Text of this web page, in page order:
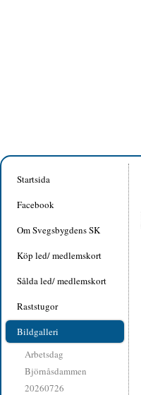
Startsida
Facebook
Om Svegsbygdens SK
Köp led/ medlemskort
Sålda led/ medlemskort
Raststugor
Bildgalleri
Arbetsdag
Björnåsdammen
20260726